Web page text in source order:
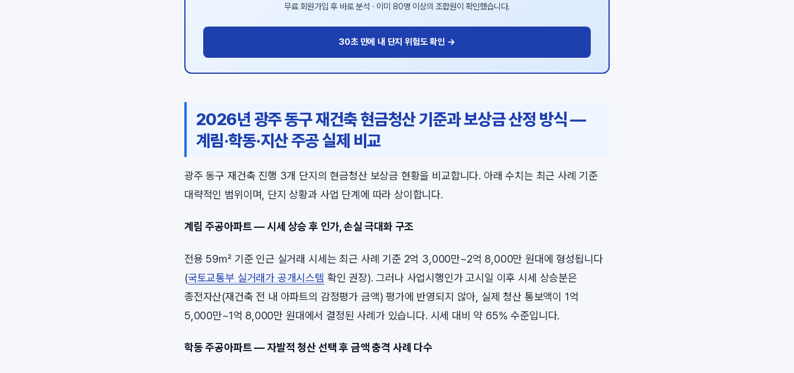
무료 회원가입 후 바로 분석 · 이미 80명 이상의 조합원이 확인했습니다.
30초 만에 내 단지 위험도 확인 →
2026년 광주 동구 재건축 현금청산 기준과 보상금 산정 방식 —
계림·학동·지산 주공 실제 비교
광주 동구 재건축 진행 3개 단지의 현금청산 보상금 현황을 비교합니다. 아래 수치는 최근 사례 기준
대략적인 범위이며, 단지 상황과 사업 단계에 따라 상이합니다.
계림 주공아파트 — 시세 상승 후 인가, 손실 극대화 구조
전용 59㎡ 기준 인근 실거래 시세는 최근 사례 기준 2억 3,000만~2억 8,000만 원대에 형성됩니다
(국토교통부 실거래가 공개시스템 확인 권장). 그러나 사업시행인가 고시일 이후 시세 상승분은
종전자산(재건축 전 내 아파트의 감정평가 금액) 평가에 반영되지 않아, 실제 청산 통보액이 1억
5,000만~1억 8,000만 원대에서 결정된 사례가 있습니다. 시세 대비 약 65% 수준입니다.
학동 주공아파트 — 자발적 청산 선택 후 금액 충격 사례 다수